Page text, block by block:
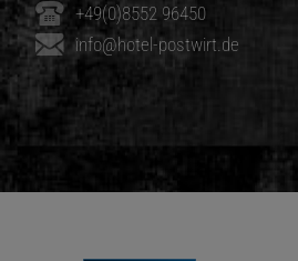
+49(0)8552 96450
info@hotel-postwirt.de